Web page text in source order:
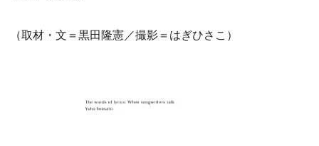
（取材・文＝黒田隆憲／撮影＝はぎひさこ）